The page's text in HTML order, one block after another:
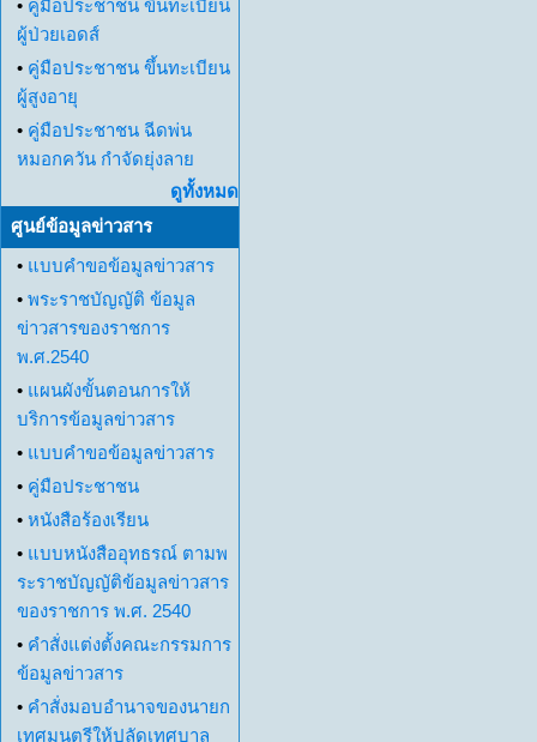
• คู่มือประชาชน ขึ้นทะเบียน
ผู้ป่วยเอดส์
• คู่มือประชาชน ขึ้นทะเบียน
ผู้สูงอายุ
• คู่มือประชาชน ฉีดพ่น
หมอกควัน กำจัดยุ่งลาย
ดูทั้งหมด
ศูนย์ข้อมูลข่าวสาร
• แบบคำขอข้อมูลข่าวสาร
• พระราชบัญญัติ ข้อมูล
ข่าวสารของราชการ
พ.ศ.2540
• แผนผังขั้นตอนการให้
บริการข้อมูลข่าวสาร
• แบบคำขอข้อมูลข่าวสาร
• คู่มือประชาชน
• หนังสือร้องเรียน
• แบบหนังสืออุทธรณ์ ตามพ
ระราชบัญญัติข้อมูลข่าวสาร
ของราชการ พ.ศ. 2540
• คำสั่งแต่งตั้งคณะกรรมการ
ข้อมูลข่าวสาร
• คำสั่งมอบอำนาจของนายก
เทศมนตรีให้ปลัดเทศบาล